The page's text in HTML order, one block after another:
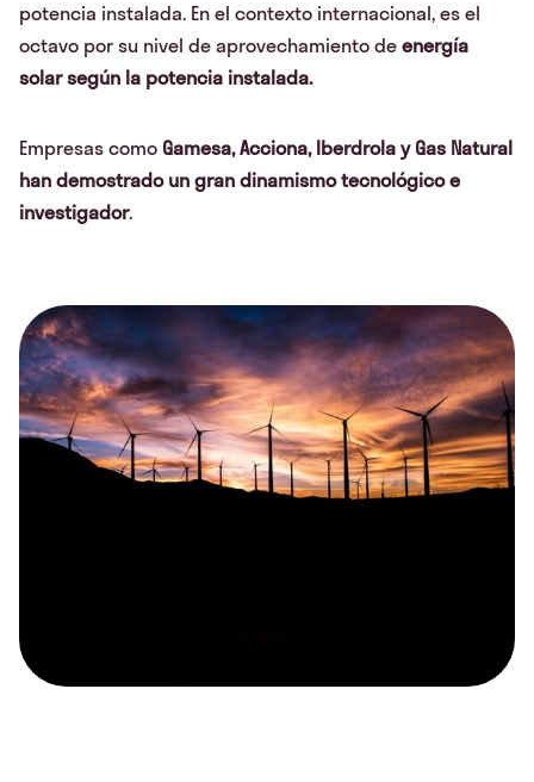
potencia instalada. En el contexto internacional, es el
octavo por su nivel de aprovechamiento de energía
solar según la potencia instalada.
Empresas como Gamesa, Acciona, Iberdrola y Gas Natural
han demostrado un gran dinamismo tecnológico e
investigador.